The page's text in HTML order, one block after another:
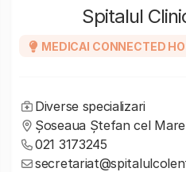
Spitalul
MEDICAI CONNECTED
Diverse specializari
Șoseaua Ștefan cel
021 3173245